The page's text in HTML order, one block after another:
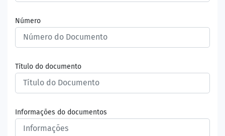
Número
Título do documento
Informações do documentos